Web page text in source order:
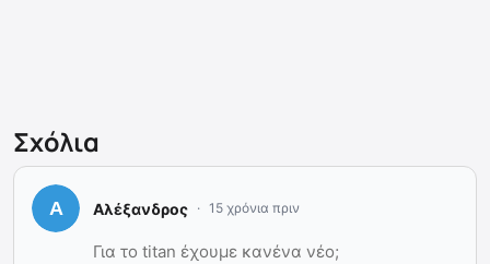
Σχόλια
Αλέξανδρος 15 χρόνια πριν
Για το titan έχουμε κανένα νέο;